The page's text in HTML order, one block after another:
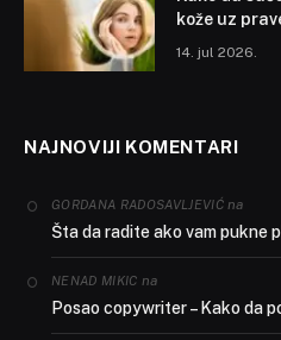
kože uz
14. jul 2026.
NAJNOVIJI KOMENTARI
GORDANA RADOSAVLJEVIĆna
Šta da radite ako vam pukne
NENAD MIKIC na
Posao copywriter – Kako da